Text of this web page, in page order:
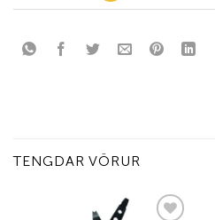
TENGDAR VÖRUR